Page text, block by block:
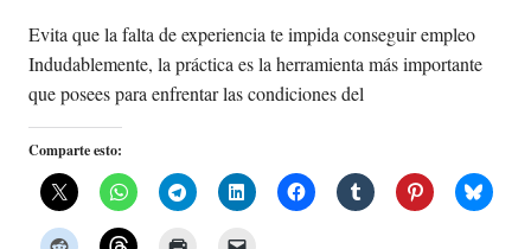
Evita que la falta de experiencia te impida conseguir empleo
Indudablemente, la práctica es la herramienta más importante
que posees para enfrentar las condiciones del
Comparte esto: